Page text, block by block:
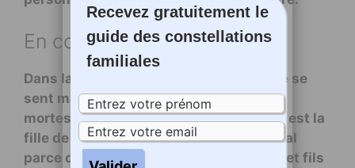
En conclusion
Dans la constellation, le père de Molière se
sent mal parce que ses 2 femmes sont
mortes. La deuxième femme de Molière est la
fille de la première et Molière se sent mal
parce que ses 2 fils sont morts. Et père et fils
Recevez gratuitement le
guide des constellations
familiales